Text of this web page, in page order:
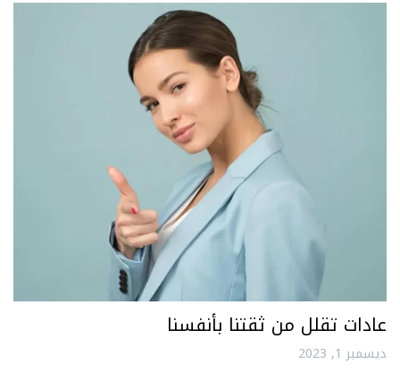
عادات تقلل من ثقتنا بأنفسنا
ديسمبر 1, 2023